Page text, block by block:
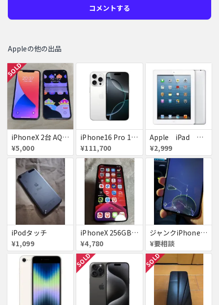
コメントする
Appleの他の出品
SOLD
iPhoneX 2台 AQUOSsense5g ジャンク品
¥5,000
iPhone16 Pro 128GB ホワイトチタニウム docomo 送料無料
¥111,700
Apple iPad ミニ
¥2,999
iPodタッチ
¥1,099
iPhoneX 256GB ▲softbank ジャンク スペースグレイ A1902 送料無料
¥4,780
ジャンクiPhone13ProMax 128GB ドコモ
¥要相談
SOLD SOLD